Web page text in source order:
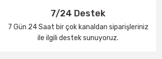
7/24 Destek
7 Gün 24 Saat bir çok kanaldan siparişleriniz
ile ilgili destek sunuyoruz.